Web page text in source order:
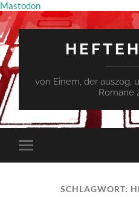
Mastodon
von Einem, der auszog,
Romane
Mobile-
Menü
SCHLAGWORT: